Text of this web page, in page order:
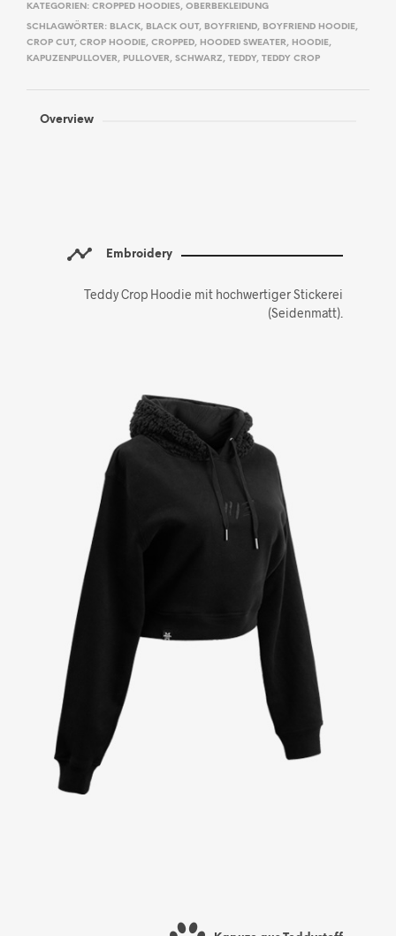
KATEGORIEN: CROPPED HOODIES, OBERBEKLEIDUNG
SCHLAGWÖRTER: BLACK, BLACK OUT, BOYFRIEND, BOYFRIEND HOODIE,
CROP CUT, CROP HOODIE, CROPPED, HOODED SWEATER, HOODIE,
KAPUZENPULLOVER, PULLOVER, SCHWARZ, TEDDY, TEDDY CROP
Overview
Embroidery
Teddy Crop Hoodie mit hochwertiger Stickerei
(Seidenmatt).